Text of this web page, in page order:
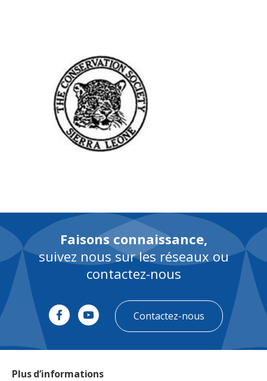
Faisons connaissance,
suivez nous sur les réseaux ou
contactez-nous
Contactez-nous
Plus d’informations